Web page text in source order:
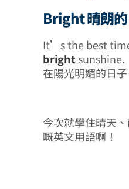
Bright 晴朗
It’s the best
brightsunshine.
在陽光明媚的日
今次就學住晴天
嘅英文用語啊！